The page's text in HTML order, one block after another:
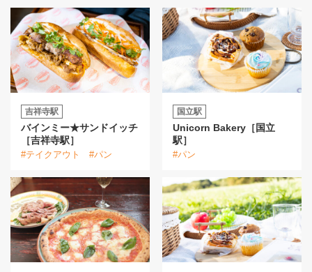
吉祥寺駅
バインミー★サンドイッチ
［吉祥寺駅］
#テイクアウト #パン
国立駅
Unicorn Bakery［国立
駅］
#パン